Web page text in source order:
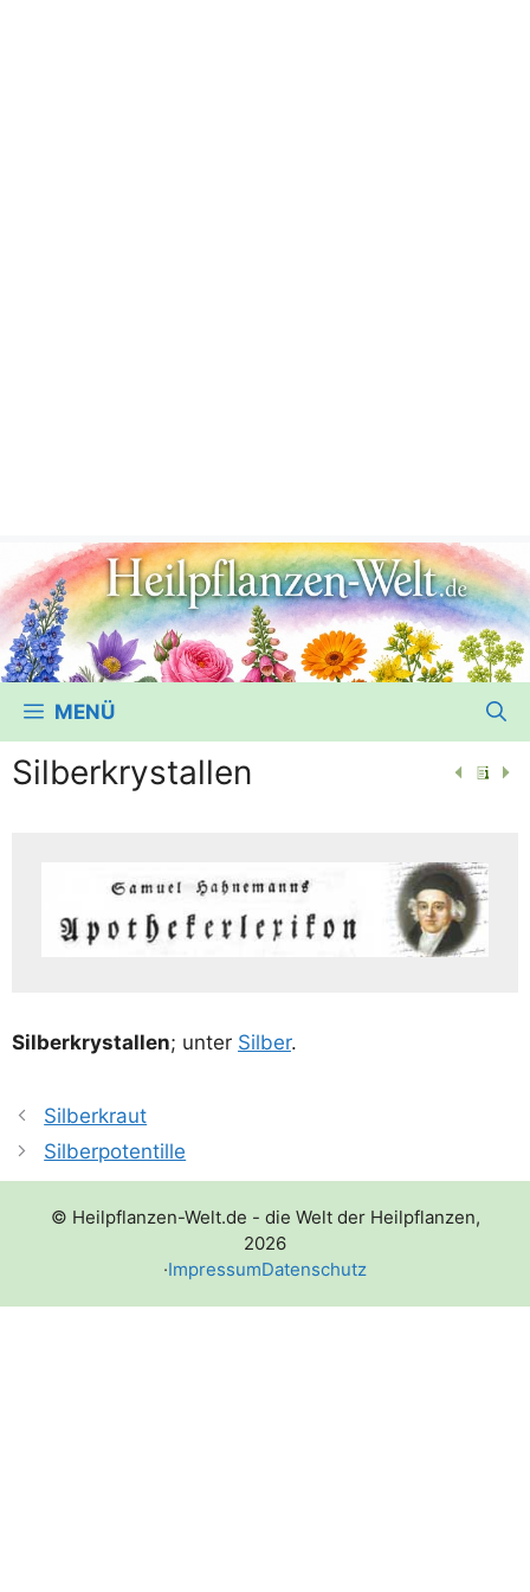
MENÜ
Silberkrystallen
Sil­ber­krystal­len; unter Sil­ber.
Silberkraut
Silberpotentille
© Heilpflanzen-Welt.de - die Welt der Heilpflanzen,
2026
·ImpressumDatenschutz